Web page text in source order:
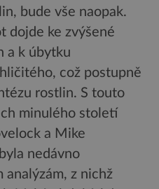
bude vše naopak.
dojde ke zvýšené
a k úbytku
což postupně
rostlin. S touto
minulého století
a Mike
nedávno
analýzám, z nichž